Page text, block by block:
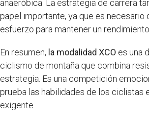
anaeróbica. La estrategia de carrera
papel importante, ya que es necesario
esfuerzo para mantener un
En resumen, la modalidad XCO es una
ciclismo de montaña que combina
estrategia. Es una competición
prueba las habilidades de los ciclistas
exigente.